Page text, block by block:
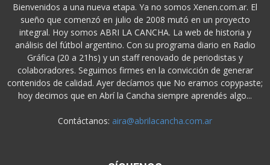
Bienvenidos a una nueva etapa. Ya no somos Xenen.com.ar. El
sueño que comenzó en julio de 2008 mutó en un proyecto
integral. Hoy somos ABRI LA CANCHA. La web de historia y
análisis del fútbol argentino. Con su programa diario en Radio
Gráfica (20 a 21hs) y un staff renovado de periodistas y
colaboradores. Seguimos firmes en la convicción de generar
contenidos de calidad. Ayer decíamos que No eramos copypaste;
hoy decimos que en Abrí la Cancha siempre aprendés algo...
Contáctanos: aira@abrilacancha.com.ar